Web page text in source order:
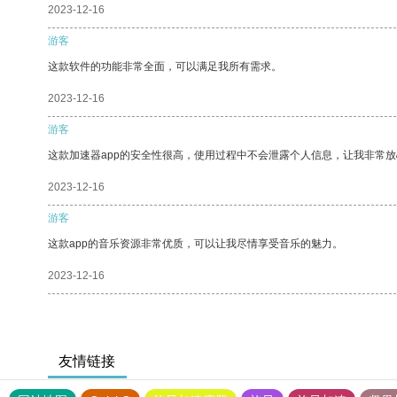
2023-12-16
游客
这款软件的功能非常全面，可以满足我所有需求。
2023-12-16
游客
这款加速器app的安全性很高，使用过程中不会泄露个人信息，让我非常
2023-12-16
游客
这款app的音乐资源非常优质，可以让我尽情享受音乐的魅力。
2023-12-16
友情链接